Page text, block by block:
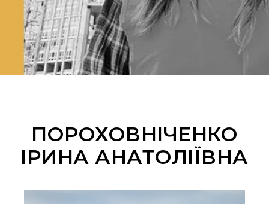
ПОРОХОВНІЧЕНКО
ІРИНА АНАТОЛІЇВНА